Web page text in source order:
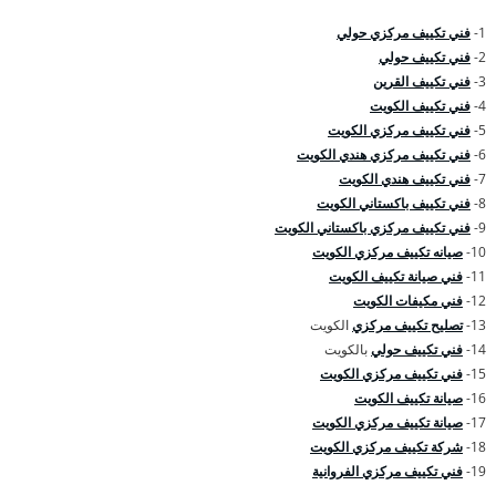
1- فني تكييف مركزي حولي
2- فني تكييف حولي
3- فني تكييف القرين
4- فني تكييف الكويت
5- فني تكييف مركزي الكويت
6- فني تكييف مركزي هندي الكويت
7- فني تكييف هندي الكويت
8- فني تكييف باكستاني الكويت
9- فني تكييف مركزي باكستاني الكويت
10- صيانه تكييف مركزي الكويت
11- فني صيانة تكييف الكويت
12- فني مكيفات الكويت
13- تصليح تكييف مركزيالكويت
14- فني تكييف حوليبالكويت
15- فني تكييف مركزي الكويت
16- صيانة تكييف الكويت
17- صيانة تكييف مركزي الكويت
18- شركة تكييف مركزي الكويت
19- فني تكييف مركزي الفروانية